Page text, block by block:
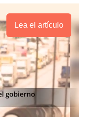
Lea el artículo